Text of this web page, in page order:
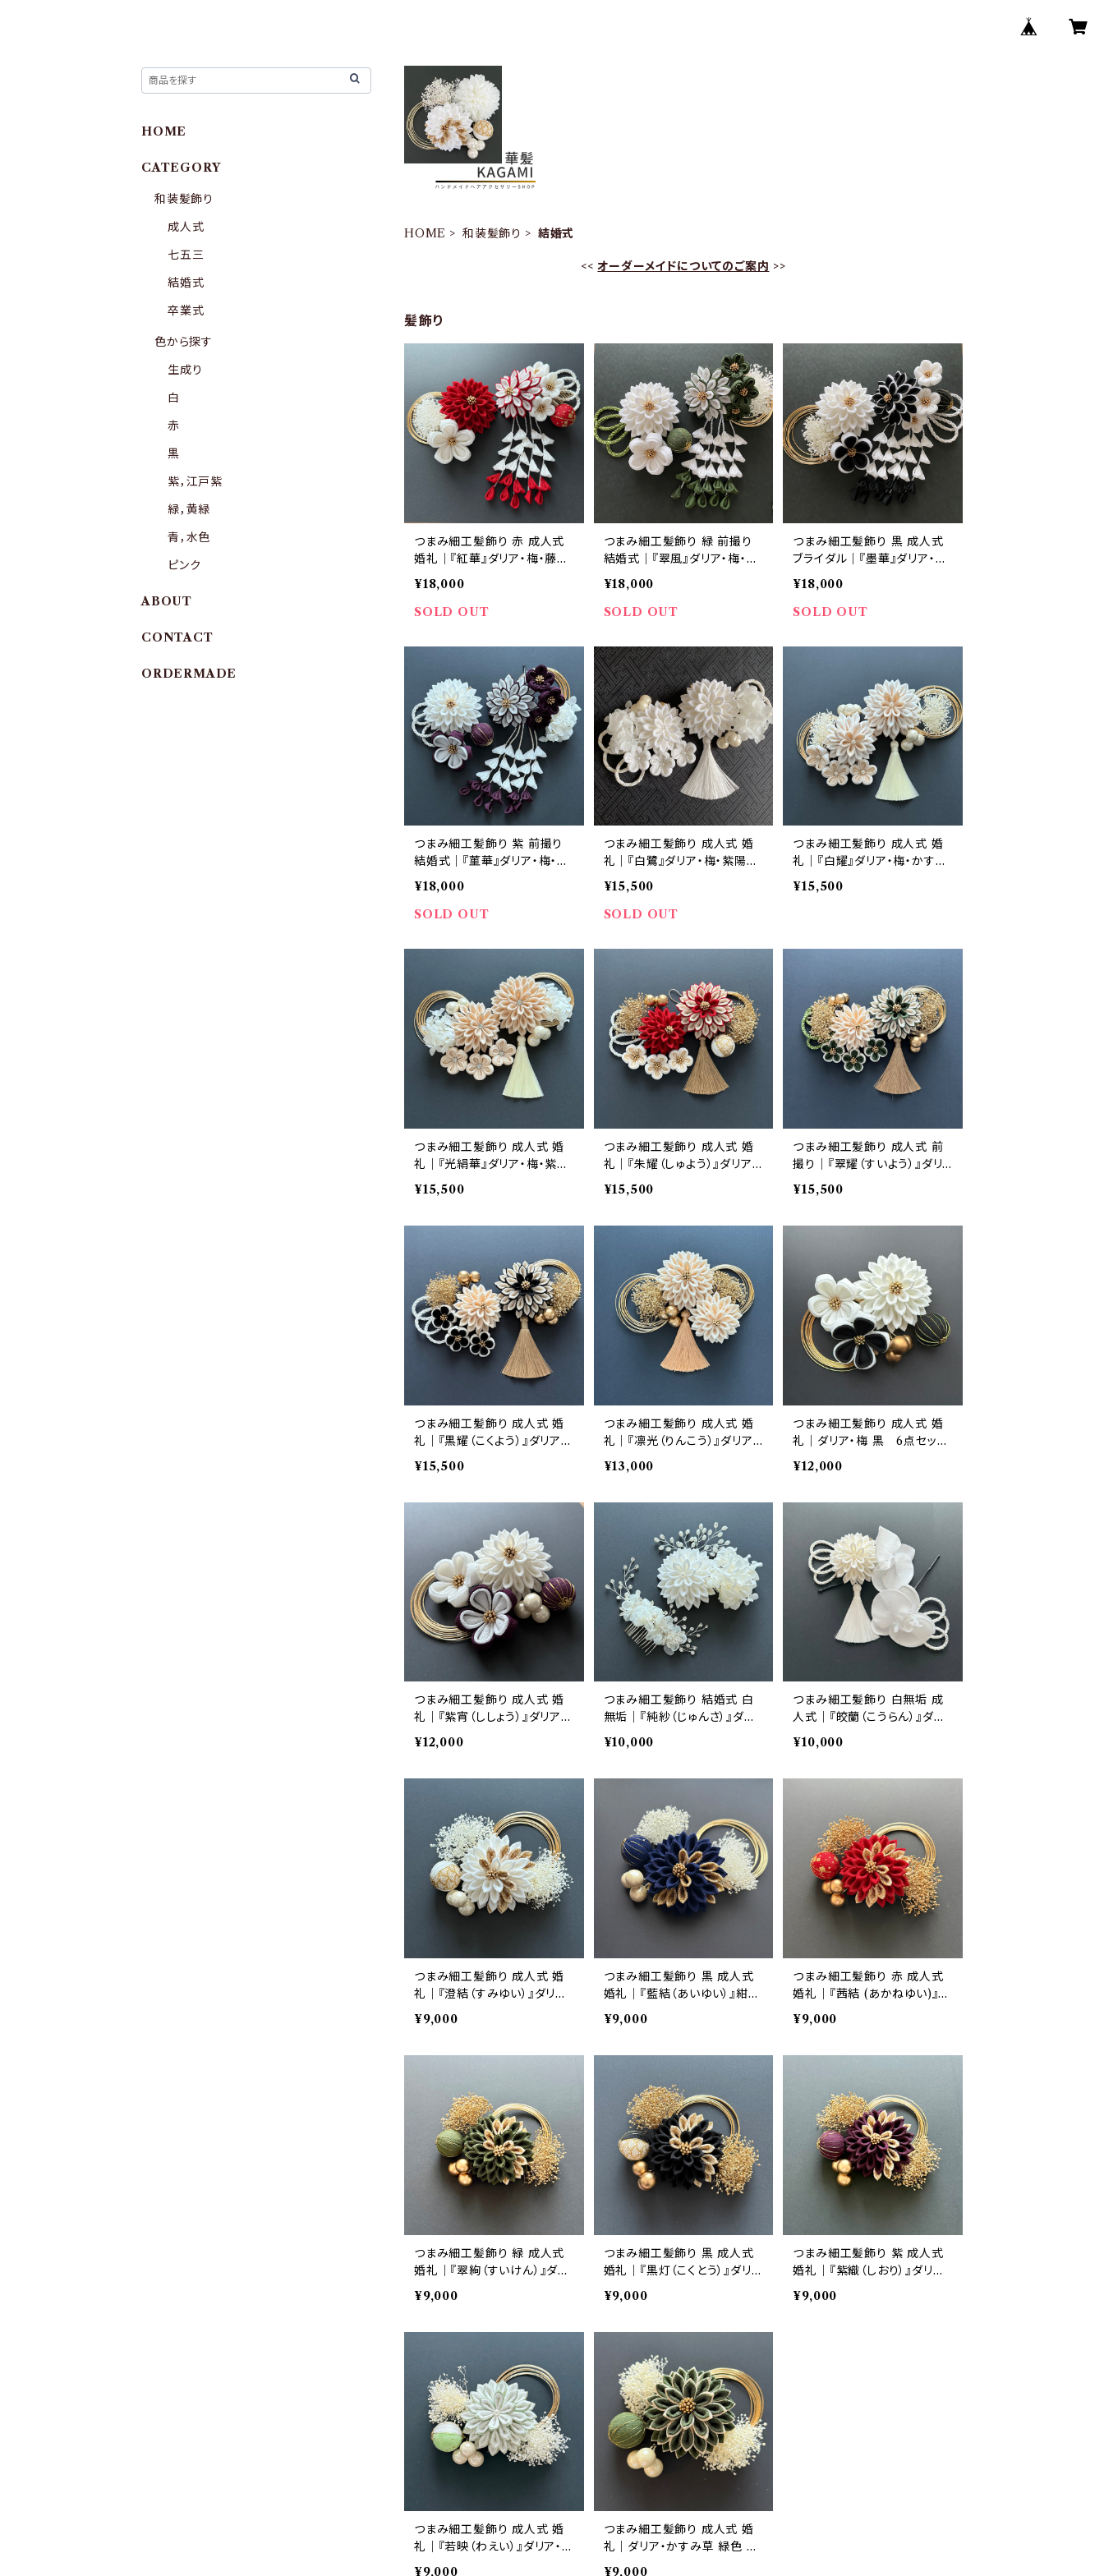
HOME 和装髪飾り 結婚式
<<オーダーメイドについてのご案内 >>
髪飾り
つまみ細工髪飾り 赤 成人式
婚礼｜『紅華』ダリア・梅・藤下
がり 赤×白 8点セット｜華髪
¥18,000
SOLD OUT
つまみ細工髪飾り 緑 前撮り
結婚式｜『翠風』ダリア・梅・藤
下がり 緑×白 8点セット｜華
髪
¥18,000
SOLD OUT
つまみ細工髪飾り 黒 成人式
ブライダル｜『墨華』ダリア・
梅・藤下がり 黒×白 8点セット
｜華髪
¥18,000
SOLD OUT
つまみ細工髪飾り 紫 前撮り
結婚式｜『菫華』ダリア・梅・藤
下がり 紫×白 8点セット｜華
¥18,000
SOLD OUT
つまみ細工髪飾り 成人式 婚
礼｜『白鷺』ダリア・梅・紫陽花
白 12点セット｜華髪
¥15,500
SOLD OUT
つまみ細工髪飾り 成人式 婚
礼｜『白耀』ダリア・梅・かすみ
草 生成り×白 12点セット｜華
¥15,500
つまみ細工髪飾り 成人式 婚
礼｜『光絹華』ダリア・梅・紫陽
花 生成り×白 12点セット｜華
髪
¥15,500
つまみ細工髪飾り 成人式 婚
礼｜『朱耀（しゅよう）』ダリア・
梅・かすみ草 赤 12点セット｜
華髪
¥15,500
つまみ細工髪飾り 成人式 前
撮り｜『翠耀（すいよう）』ダリ
ア・梅・かすみ草 緑×生成り×
金 12点セット｜華髪
¥15,500
つまみ細工髪飾り 成人式 婚
礼｜『黒耀（こくよう）』ダリア・
かすみ草 黒×生成り 12点セッ
ト｜華髪
¥15,500
つまみ細工髪飾り 成人式 婚
礼｜『凛光（りんこう）』ダリア・
かすみ草 生成り 8点セット｜
華髪
¥13,000
つまみ細工髪飾り 成人式 婚
礼｜ダリア・梅 黒 6点セット
｜華髪
¥12,000
つまみ細工髪飾り 成人式 婚
礼｜『紫宵（ししょう）』ダリア・
梅 紫 6点セット｜華髪
¥12,000
つまみ細工髪飾り 結婚式 白
無垢｜『純紗（じゅんさ）』ダリ
ア・紫陽花 白 4点セット｜華
髪
¥10,000
つまみ細工髪飾り 白無垢 成
人式｜『皎蘭（こうらん）』ダリ
ア・胡蝶蘭 白 6点セット｜華
髪
¥10,000
つまみ細工髪飾り 成人式 婚
礼｜『澄結（すみゆい）』ダリア・
かすみ草 白 6点セット｜華髪
¥9,000
つまみ細工髪飾り 黒 成人式
婚礼｜『藍結（あいゆい）』紺色
ダリア・かすみ草 6点セット｜
華髪
¥9,000
つまみ細工髪飾り 赤 成人式
婚礼｜『茜結 (あかねゆい)』ダ
リア・かすみ草 6点セット｜華
髪
¥9,000
つまみ細工髪飾り 緑 成人式
婚礼｜『翠絢（すいけん）』ダリ
¥9,000
つまみ細工髪飾り 黒 成人式
婚礼｜『黒灯（こくとう）』ダリ
¥9,000
つまみ細工髪飾り 紫 成人式
婚礼｜『紫織（しおり）』ダリア・
¥9,000
つまみ細工髪飾り 成人式 婚
礼｜『若映（わえい）』ダリア・
かすみ草 黄緑 6点セット｜華
¥9,000
つまみ細工髪飾り 成人式 婚
礼｜ダリア・かすみ草 緑色 6
点セット｜華髪
¥9,000
HOME
CATEGORY
和装髪飾り
成人式
七五三
結婚式
卒業式
色から探す
生成り
白
赤
黒
紫，江戸紫
緑，黄緑
青，水色
ピンク
ABOUT
CONTACT
ORDERMADE